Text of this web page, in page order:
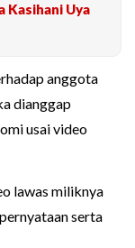
Kasihani Uya
anggota
dianggap
usai video
lawas miliknya
serta